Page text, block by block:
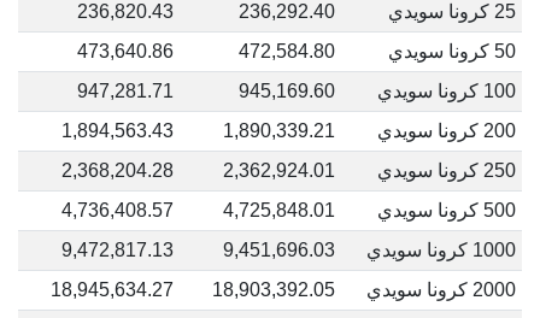
25 كرونا سويدي 236,292.40
236,820.43
50 كرونا سويدي
472,584.80
473,640.86
100 كرونا سويدي
945,169.60
947,281.71
200 كرونا سويدي
1,890,339.21
1,894,563.43
250 كرونا سويدي
2,362,924.01
2,368,204.28
500 كرونا سويدي
4,725,848.01
4,736,408.57
1000 كرونا سويدي
9,451,696.03
9,472,817.13
2000 كرونا سويدي
18,903,392.05
18,945,634.27